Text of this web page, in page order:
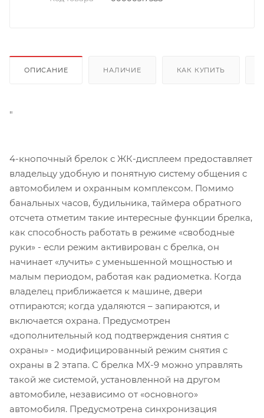
ОПИСАНИЕ НАЛИЧИЕ КАК КУПИТЬ
"
4-кнопочный брелок с ЖК-дисплеем предоставляет
владельцу удобную и понятную систему общения с
автомобилем и охранным комплексом. Помимо
банальных часов, будильника, таймера обратного
отсчета отметим такие интересные функции брелка,
как способность работать в режиме «свободные
руки» - если режим активирован с брелка, он
начинает «лучить» с уменьшенной мощностью и
малым периодом, работая как радиометка. Когда
владелец приближается к машине, двери
отпираются; когда удаляются – запираются, и
включается охрана. Предусмотрен
«дополнительный код подтверждения снятия с
охраны» - модифицированный режим снятия с
охраны в 2 этапа. С брелка MX-9 можно управлять
такой же системой, установленной на другом
автомобиле, независимо от «основного»
автомобиля. Предусмотрена синхронизация